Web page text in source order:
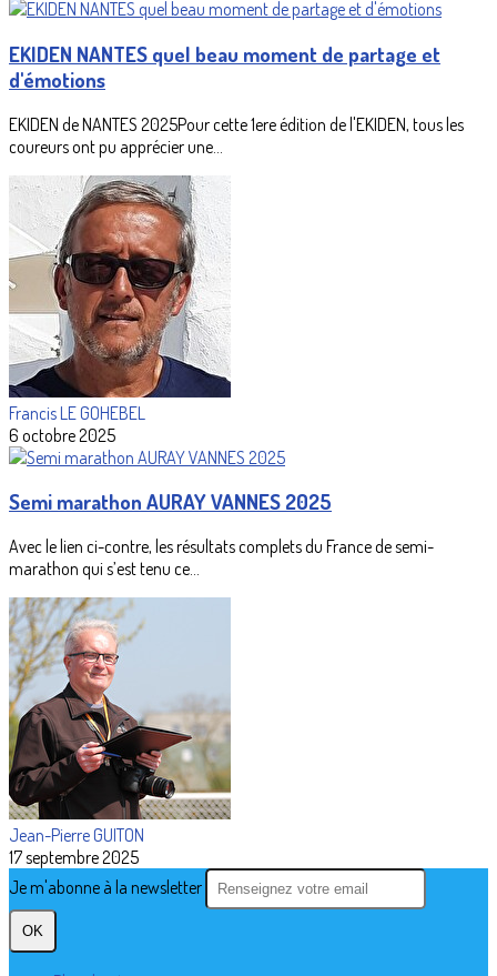
EKIDEN NANTES quel beau moment de partage et
d'émotions
EKIDEN de NANTES 2025Pour cette 1ere édition de l'EKIDEN, tous les
coureurs ont pu apprécier une...
Francis LE GOHEBEL
6 octobre 2025
Semi marathon AURAY VANNES 2025
Avec le lien ci-contre, les résultats complets du France de semi-
marathon qui s’est tenu ce...
Jean-Pierre GUITON
17 septembre 2025
Je m'abonne à la newsletter
OK